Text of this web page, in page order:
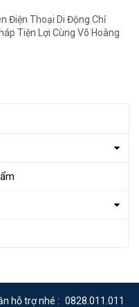
Điện Thoại Di Động Chỉ
Tiện Lợi Cùng Võ Hoàng
hỗ trợ nhé : 0828.011.011